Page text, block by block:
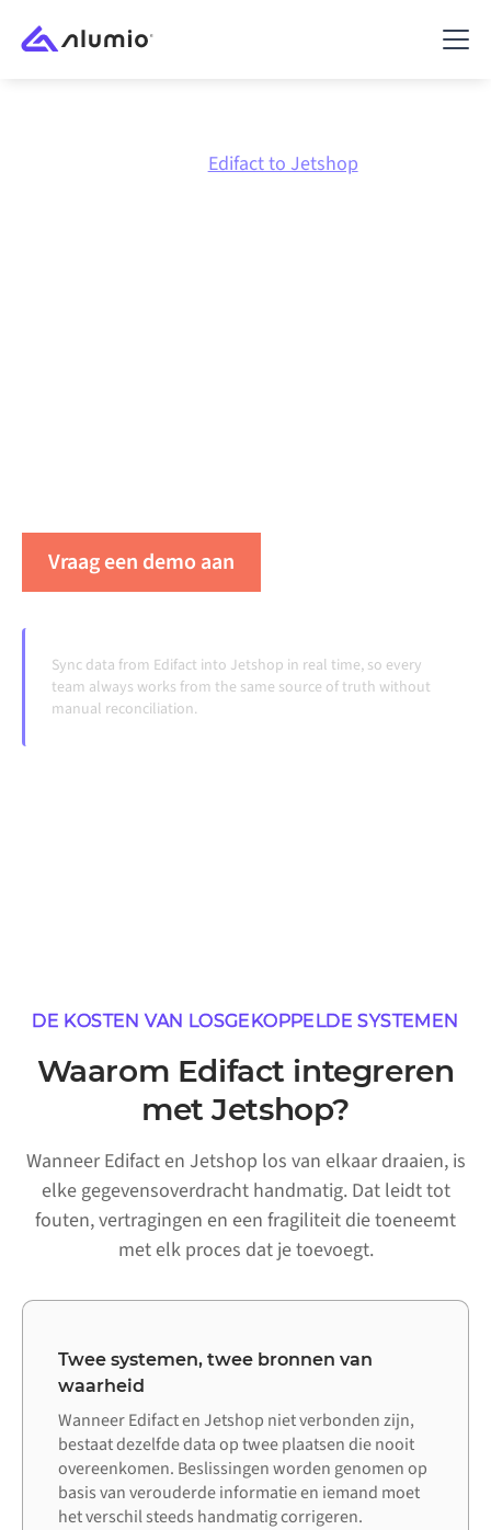
Edifact to Jetshop
Vraag een demo aan
Sync data from Edifact into Jetshop in real time, so every
team always works from the same source of truth without
manual reconciliation.
DE KOSTEN VAN LOSGEKOPPELDE SYSTEMEN
Waarom Edifact integreren
met Jetshop?
Wanneer Edifact en Jetshop los van elkaar draaien, is
elke gegevensoverdracht handmatig. Dat leidt tot
fouten, vertragingen en een fragiliteit die toeneemt
met elk proces dat je toevoegt.
Twee systemen, twee bronnen van
waarheid
Wanneer Edifact en Jetshop niet verbonden zijn,
bestaat dezelfde data op twee plaatsen die nooit
overeenkomen. Beslissingen worden genomen op
basis van verouderde informatie en iemand moet
het verschil steeds handmatig corrigeren.